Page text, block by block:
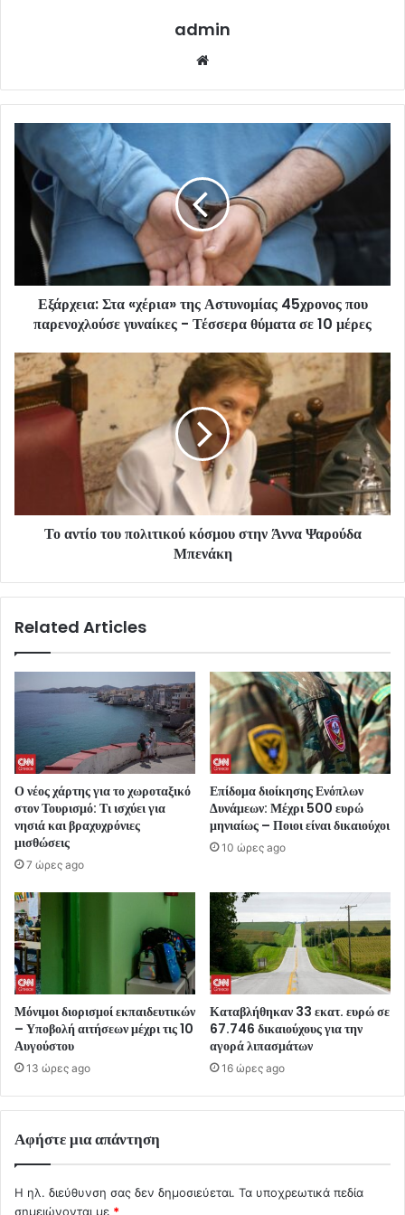
admin
Εξάρχεια: Στα «χέρια» της Αστυνομίας 45χρονος που
παρενοχλούσε γυναίκες - Τέσσερα θύματα σε 10 μέρες
Το αντίο του πολιτικού κόσμου στην Άννα Ψαρούδα
Μπενάκη
Related Articles
Ο νέος χάρτης για το χωροταξικό
στον Τουρισμό: Τι ισχύει για
νησιά και βραχυχρόνιες
μισθώσεις
7 ώρες ago
Επίδομα διοίκησης Ενόπλων
Δυνάμεων: Μέχρι 500 ευρώ
μηνιαίως – Ποιοι είναι δικαιούχοι
10 ώρες ago
Μόνιμοι διορισμοί εκπαιδευτικών
– Υποβολή αιτήσεων μέχρι τις 10
Αυγούστου
13 ώρες ago
Καταβλήθηκαν 33 εκατ. ευρώ σε
67.746 δικαιούχους για την
αγορά λιπασμάτων
16 ώρες ago
Αφήστε μια απάντηση
Η ηλ. διεύθυνση σας δεν δημοσιεύεται. Τα υποχρεωτικά πεδία
σημειώνονται με *